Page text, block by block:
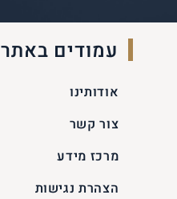
עמודים באתר
אודותינו
צור קשר
מרכז מידע
הצהרת נגישות